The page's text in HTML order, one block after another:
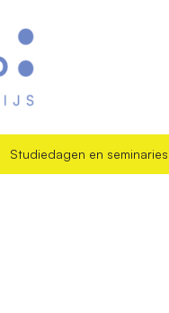
Studiedagen en seminaries